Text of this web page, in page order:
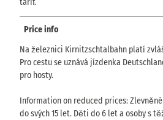
tarif.
Price info
Na železnici Kirnitzschtalbahn platí
Pro cestu se uznává jízdenka
pro hosty.
Information on reduced prices:
do svých 15 let. Děti do 6 let a osoby s